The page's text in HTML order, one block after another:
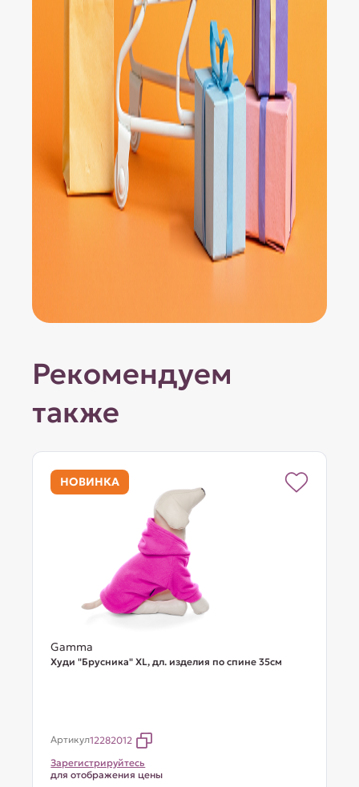
Рекомендуем
также
НОВИНКА
Gamma
Худи "Брусника" XL, дл. изделия по спине 35см
Артикул12282012
Зарегистрируйтесь
для отображения цены